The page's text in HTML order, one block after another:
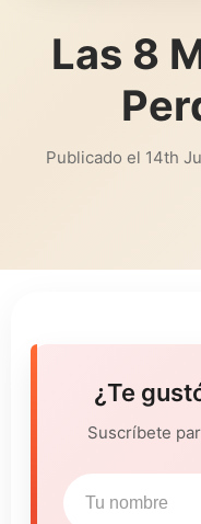
Las 8
Publicado el 14th
¿Te
Suscríbete